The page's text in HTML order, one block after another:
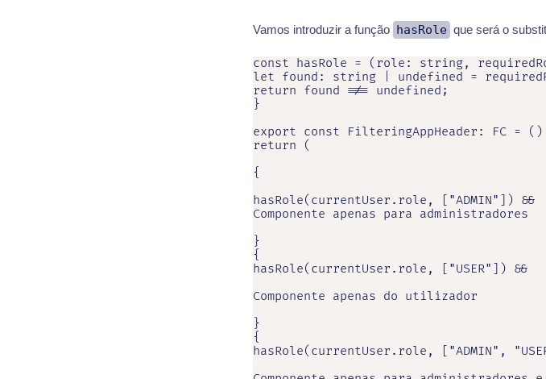
Vamos introduzir a função hasRole que será o
const hasRole = (role: string,
let found: string | undefined =
return found !== undefined;
}
export const FilteringAppHeader: FC =
return (
{
hasRole(currentUser.role, ["ADMIN"]) &&
Componente apenas para administradores
}
{
hasRole(currentUser.role, ["USER"]) &&
Componente apenas do utilizador
}
{
hasRole(currentUser.role, ["ADMIN",